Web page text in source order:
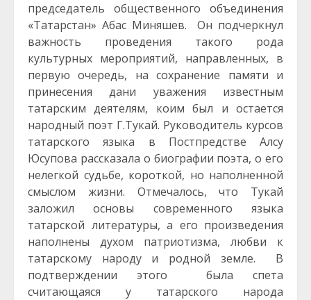
председатель общественного объединения
«Татарстан» Абас Миняшев. Он подчеркнул
важность проведения такого рода
культурных мероприятий, направленных, в
первую очередь, на сохранение памяти и
принесения дани уважения известным
татарским деятелям, коим был и остается
народный поэт Г.Тукай. Руководитель курсов
татарского языка в Постпредстве Алсу
Юсупова рассказала о биографии поэта, о его
нелегкой судьбе, короткой, но наполненной
смыслом жизни. Отмечалось, что Тукай
заложил основы современного языка
татарской литературы, а его произведения
наполнены духом патриотизма, любви к
татарскому народу и родной земле. В
подтверждении этого была спета
считающаяся у татарского народа